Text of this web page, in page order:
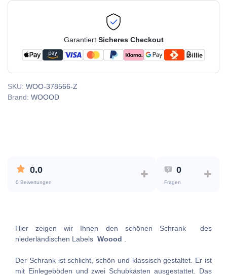
Garantiert Sicheres Checkout
SKU: WOO-378566-Z
Brand: WOOOD
0.0
0 Bewertungen
0
Fragen
Hier zeigen wir Ihnen den schönen Schrank des
niederländischen Labels Woood .
Der Schrank ist schlicht, schön und klassisch gestaltet. Er ist
mit Einlegeböden und zwei Schubkästen ausgestattet. Das